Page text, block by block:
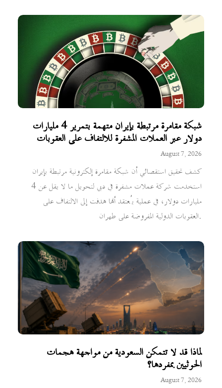
شبكة مقامرة مرتبطة بإيران متهمة بتمرير 4 مليارات
دولار عبر العملات المشفرة للالتفاف على العقوبات
August 7, 2026
كشف تحقيق استقصائي أن شبكة مقامرة إلكترونية مرتبطة بإيران
استخدمت شركة عملات مشفرة في دبي لتحويل ما لا يقل عن 4
مليارات دولار، في عملية يُعتقد أنها هدفت إلى الالتفاف على
العقوبات الدولية المفروضة على طهران.
لماذا قد لا تتمكن السعودية من مواجهة هجمات
الحوثيين بمفردها؟
August 7, 2026